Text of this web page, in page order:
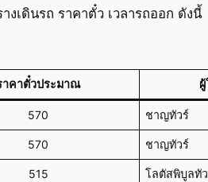
เดินรถ ราคาตั๋ว เวลารถออก ดังนี้
าคาตั๋วประมาณ
570 ชาญทัวร์
570 ชาญทัวร์
515 โลตัสพิบูลทั